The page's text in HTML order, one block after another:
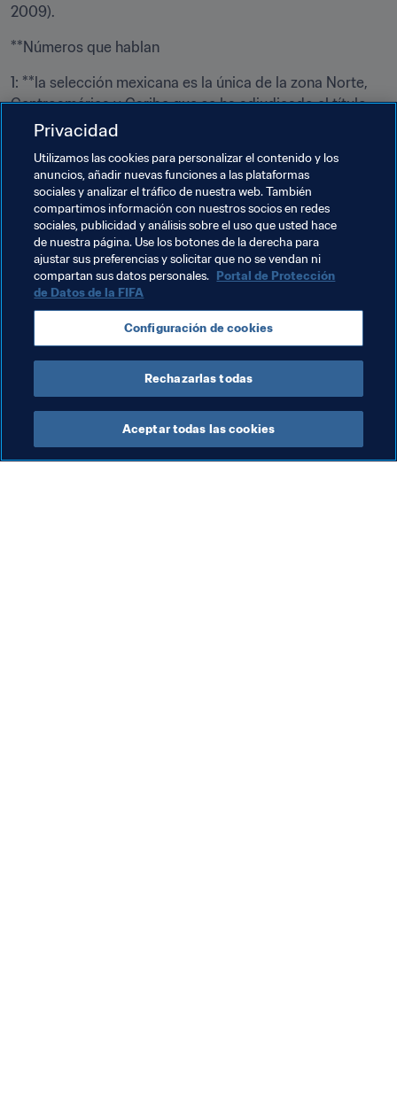
2009).
**Números que hablan
1: **la selección mexicana es la única de la zona Norte,
Centroamérica y Caribe que se ha adjudicado el título
de la Copa Confederaciones. México alzó el trofeo ante
a Brasil en una final vibrante disputada ante 110.000
espectadores en el Estadio Azteca. El gol de la victoria
fue obra de Cuauhtémoc Blanco.
Temas relacionados
México New Zealand Portugal Russia
UEFA Concacaf OFC
Privacidad
Utilizamos las cookies para personalizar el contenido y los
anuncios, añadir nuevas funciones a las plataformas
sociales y analizar el tráfico de nuestra web. También
compartimos información con nuestros socios en redes
sociales, publicidad y análisis sobre el uso que usted hace
de nuestra página. Use los botones de la derecha para
ajustar sus preferencias y solicitar que no se vendan ni
compartan sus datos personales. Portal de Protección
de Datos de la FIFA
Configuración de cookies
Rechazarlas todas
Aceptar todas las cookies